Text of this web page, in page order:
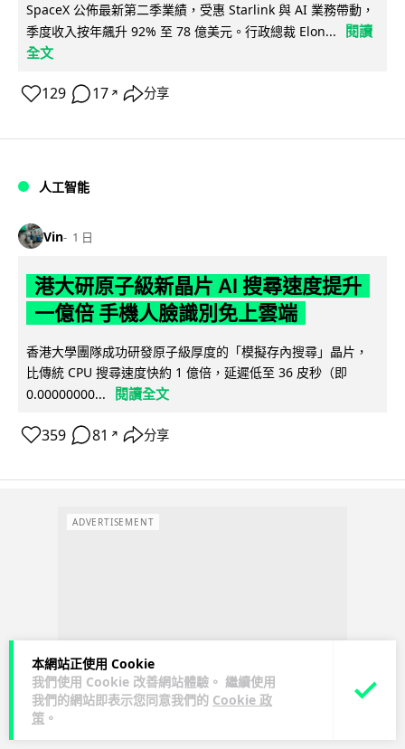
本網站正使用 Cookie
我們使用 Cookie 改善網站體驗。 繼續使用
我們的網站即表示您同意我們的 Cookie 政
策 。
SpaceX 公佈最新第二季業績，受惠 Starlink 與 AI 業務帶動，
季度收入按年飆升 92% 至 78 億美元。行政總裁 Elon...
閱讀
全文
129 17 ↗ 分享
人工智能
Vin 1 日
港大研原子級新晶片 AI 搜尋速度提升
一億倍 手機人臉識別免上雲端
香港大學團隊成功研發原子級厚度的「模擬存內搜尋」晶片，
比傳統 CPU 搜尋速度快約 1 億倍，延遲低至 36 皮秒（即
0.00000000...
閱讀全文
359 81 ↗ 分享
ADVERTISEMENT